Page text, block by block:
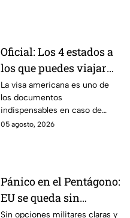
Oficial: Los 4 estados a
los que puedes viajar
sin la visa americana
pegada en el pasaporte
y sólo con la forma
DSP-150
La visa americana es uno de
los documentos
indispensables en caso de
querer viajar a Estados Unidos,
05 agosto, 2026
Pánico en el Pentágono:
EU se queda sin
opciones contra Irán y
Sin opciones militares claras y